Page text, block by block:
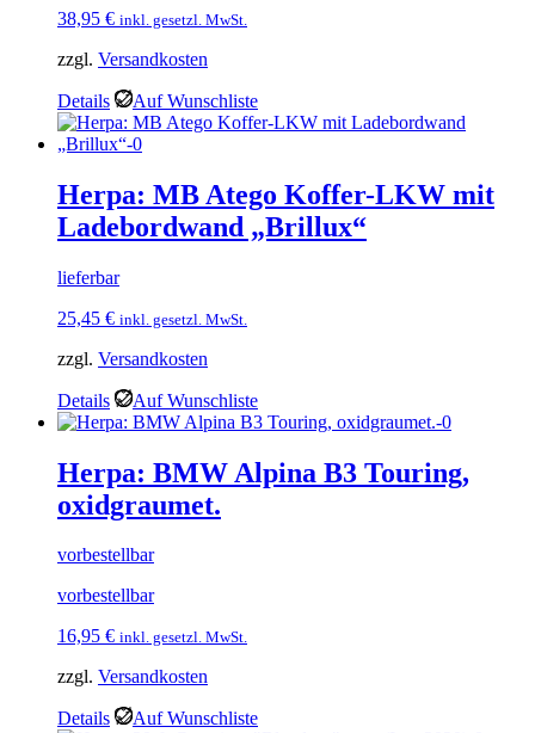
38,95 € inkl. gesetzl. MwSt.
zzgl. Versandkosten
Details Auf Wunschliste
Herpa: MB Atego Koffer-LKW mit
Ladebordwand „Brillux“
lieferbar
25,45 € inkl. gesetzl. MwSt.
zzgl. Versandkosten
Details Auf Wunschliste
Herpa: BMW Alpina B3 Touring,
oxidgraumet.
vorbestellbar
vorbestellbar
16,95 € inkl. gesetzl. MwSt.
zzgl. Versandkosten
Details Auf Wunschliste